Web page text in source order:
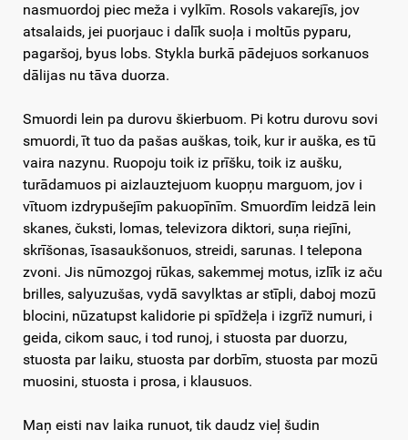
nasmuordoj piec meža i vylkīm. Rosols vakarejīs, jov
atsalaids, jei puorjauc i dalīk suoļa i moltūs pyparu,
pagaršoj, byus lobs. Stykla burkā pādejuos sorkanuos
dālijas nu tāva duorza.
Smuordi lein pa durovu škierbuom. Pi kotru durovu sovi
smuordi, īt tuo da pašas auškas, toik, kur ir auška, es tū
vaira nazynu. Ruopoju toik iz prīšku, toik iz aušku,
turādamuos pi aizlauztejuom kuopņu marguom, jov i
vītuom izdrypušejīm pakuopīnīm. Smuordīm leidzā lein
skanes, čuksti, lomas, televizora diktori, suņa riejīni,
skrīšonas, īsasaukšonuos, streidi, sarunas. I telepona
zvoni. Jis nūmozgoj rūkas, sakemmej motus, izlīk iz aču
brilles, salyuzušas, vydā savylktas ar stīpli, daboj mozū
blocini, nūzatupst kalidorie pi spīdžeļa i izgrīž numuri, i
geida, cikom sauc, i tod runoj, i stuosta par duorzu,
stuosta par laiku, stuosta par dorbīm, stuosta par mozū
muosini, stuosta i prosa, i klausuos.
Maņ eisti nav laika runuot, tik daudz vieļ šudin